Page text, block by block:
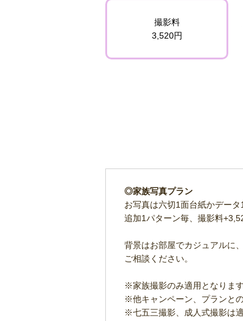
撮影料
3,520円
◎家族写真プラン
お写真は六切1面台紙かデータ
追加1パターン毎、撮影料
背景はお部屋でカジュアルに
ご相談ください。
※家族撮影のみ適用となります
※他キャンペーン、プランと
※七五三撮影、成人式撮影は